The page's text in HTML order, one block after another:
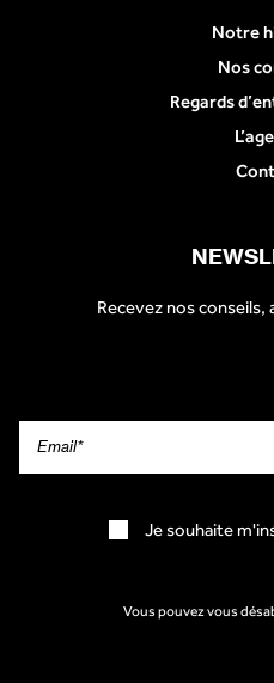
Notre
Nos
Regards
Recevez nos conseils,
Je souhaite
Vous pouvez vous